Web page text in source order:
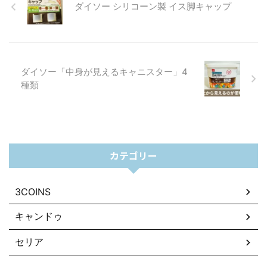
ダイソー シリコーン製 イス脚キャップ
ダイソー「中身が見えるキャニスター」4
種類
カテゴリー
3COINS
キャンドゥ
セリア